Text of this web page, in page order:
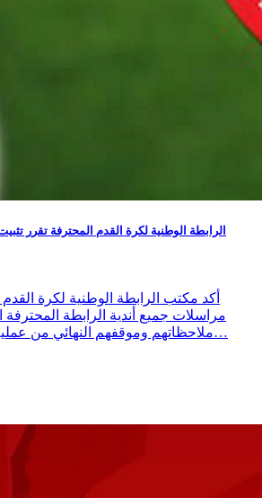
الرابطة الوطنية لكرة القدم المحترفة تقرر
أكد مكتب الرابطة الوطنية لكرة
مراسلات جميع أندية الرابطة
ملاحظاتهم وموقفهم النهائي من عملية قرعة سحب الرزنامة…